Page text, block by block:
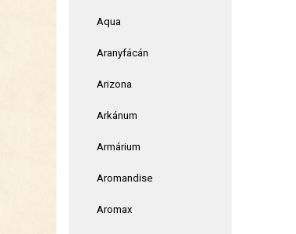
Aqua
Aranyfácán
Arizona
Arkánum
Armárium
Aromandise
Aromax